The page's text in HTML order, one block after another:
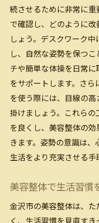
美容整体で姿勢を
美容整体が健
姿勢改善で健
美容整体と健
健康的な生活
美容整体がも
ル
姿勢を整えて
続させるために非常に重
で確認し、どのように
しょう。デスクワーク
し、自然な姿勢を保つ
チや簡単な体操を日常
をサポートします。さ
を使う際には、目線の
掛けましょう。これら
を良くし、美容整体の
きます。姿勢の意識は
生活をより充実させる手
美容整体で生活習慣
金沢市の美容整体は、